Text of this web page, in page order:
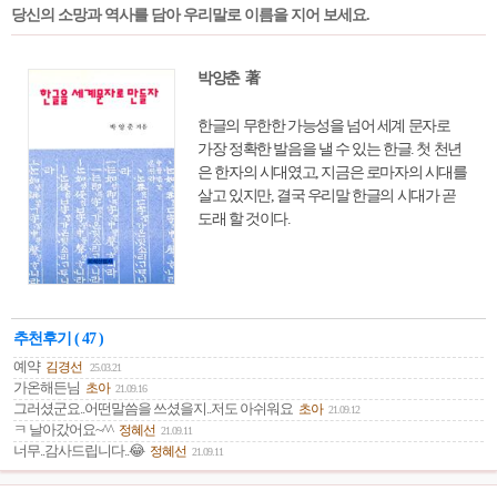
당신의 소망과 역사를 담아 우리말로 이름을 지어 보세요.
박양춘 著
한글의 무한한 가능성을 넘어 세계 문자로
가장 정확한 발음을 낼 수 있는 한글. 첫 천년
은 한자의 시대였고, 지금은 로마자의 시대를
살고 있지만, 결국 우리말 한글의 시대가 곧
도래 할 것이다.
추천후기 ( 47 )
예약 김경선 25.03.21
가온해든님 초아 21.09.16
그러셨군요..어떤말씀을 쓰셨을지..저도 아쉬워요 초아 21.09.12
ㅋ 날아갔어요~^^ 정혜선 21.09.11
너무..감사드립니다..😂 정혜선 21.09.11